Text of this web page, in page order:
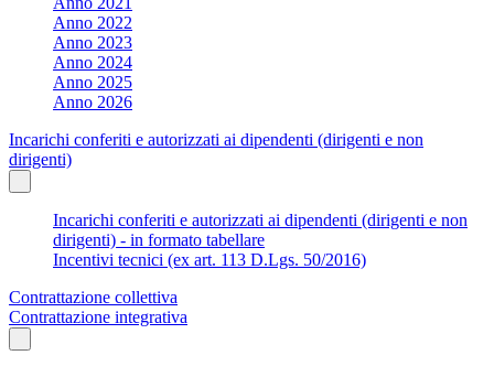
Anno 2022
Anno 2023
Anno 2024
Anno 2025
Anno 2026
Incarichi conferiti e autorizzati ai dipendenti (dirigenti e non
dirigenti)
Incarichi conferiti e autorizzati ai dipendenti (dirigenti e non
dirigenti) - in formato tabellare
Incentivi tecnici (ex art. 113 D.Lgs. 50/2016)
Contrattazione collettiva
Contrattazione integrativa